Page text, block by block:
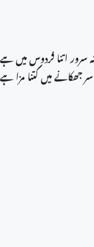
اتنا فردوس میں ہے
جھکانے میں کتنا مزا ہے